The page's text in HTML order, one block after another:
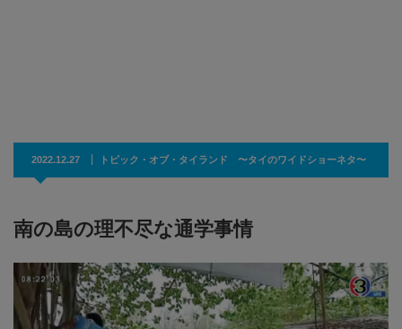
2022.12.27 トピック・オブ・タイランド 〜タイのワイドショーネタ〜
南の島の理不尽な通学事情